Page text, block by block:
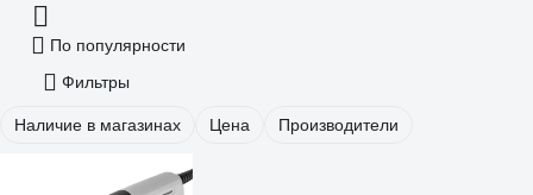
По популярности
Фильтры
Наличие в магазинах Цена Производители